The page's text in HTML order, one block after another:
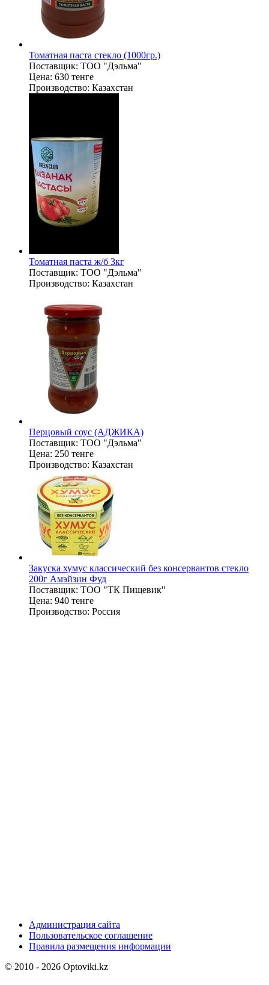
Томатная паста стекло (1000гр.)
Поставщик: ТОО "Дэльма"
Цена: 630 тенге
Производство: Казахстан
Томатная паста ж/б 3кг
Поставщик: ТОО "Дэльма"
Производство: Казахстан
Перцовый соус (АДЖИКА)
Поставщик: ТОО "Дэльма"
Цена: 250 тенге
Производство: Казахстан
Закуска хумус классический без консервантов стекло
200г Амэйзин Фуд
Поставщик: ТОО "ТК Пищевик"
Цена: 940 тенге
Производство: Россия
Администрация сайта
Пользовательское соглашение
Правила размещения информации
© 2010 - 2026 Optoviki.kz